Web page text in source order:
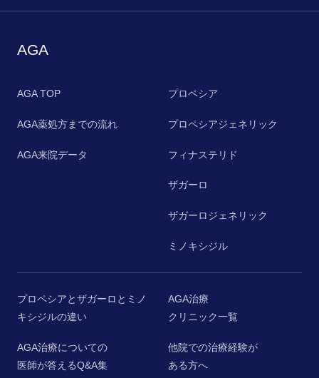
AGA
AGA TOP
AGA薬処方までの流れ
AGA来院データ
プロペシア
プロペシアジェネリック
フィナステリド
ザガーロ
ザガーロジェネリック
ミノキシジル
プロペシアとザガーロとミノ
キシジルの違い
AGA治療についての
医師が答えるQ&A集
AGA治療
クリニック一覧
他院での治療経験が
ある方へ